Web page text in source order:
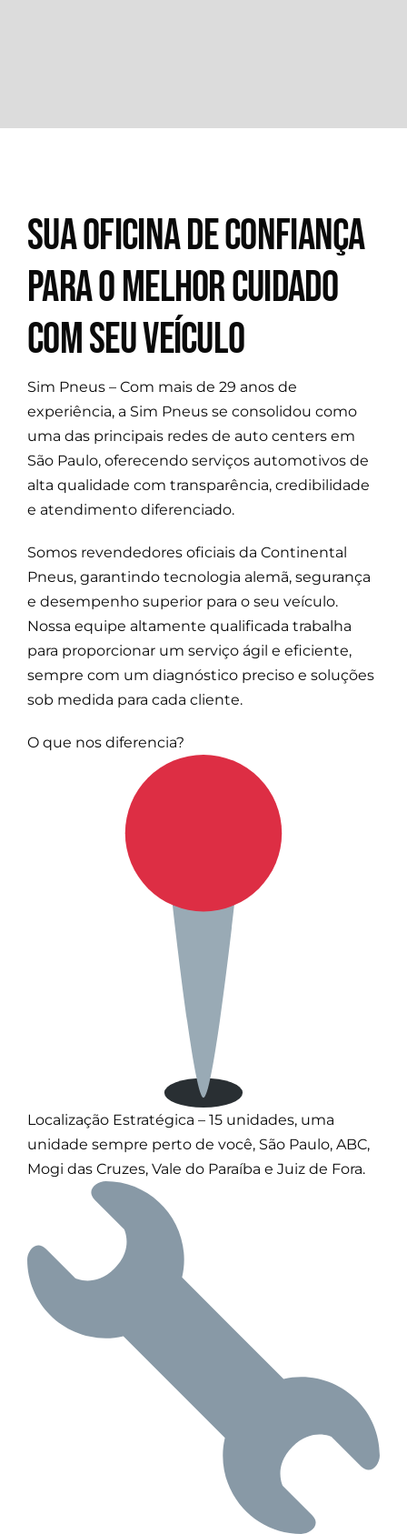
SUA OFICINA DE CONFIANÇA
PARA O MELHOR CUIDADO
COM SEU VEÍCULO
Sim Pneus – Com mais de 29 anos de
experiência, a Sim Pneus se consolidou como
uma das principais redes de auto centers em
São Paulo, oferecendo serviços automotivos de
alta qualidade com transparência, credibilidade
e atendimento diferenciado.
Somos revendedores oficiais da Continental
Pneus, garantindo tecnologia alemã, segurança
e desempenho superior para o seu veículo.
Nossa equipe altamente qualificada trabalha
para proporcionar um serviço ágil e eficiente,
sempre com um diagnóstico preciso e soluções
sob medida para cada cliente.
O que nos diferencia?
Localização Estratégica – 15 unidades, uma
unidade sempre perto de você, São Paulo, ABC,
Mogi das Cruzes, Vale do Paraíba e Juiz de Fora.